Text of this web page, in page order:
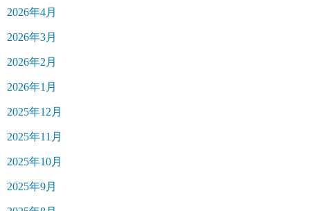
2026年4月
2026年3月
2026年2月
2026年1月
2025年12月
2025年11月
2025年10月
2025年9月